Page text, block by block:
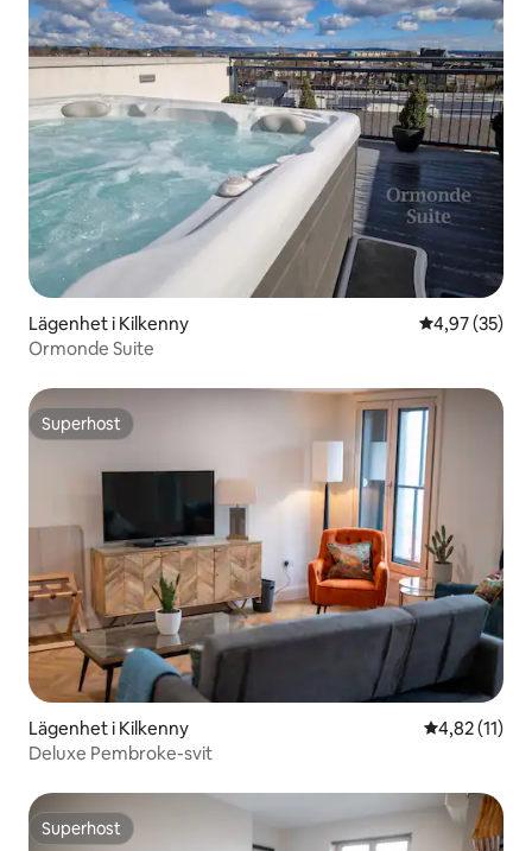
Lägenhet i Kilkenny 4,97 av 5 i
4,97 (35)
Ormonde Suite
Superhost
Superhost
Lägenhet i Kilkenny 4,82 av 5 i
4,82 (11)
Deluxe Pembroke-svit
Superhost
Superhost